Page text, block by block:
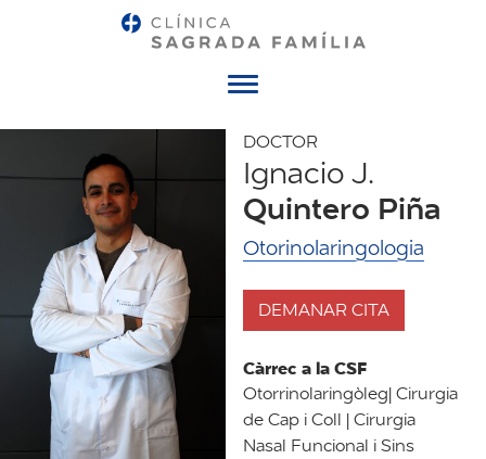
DOCTOR
Ignacio J.
Quintero Piña
Otorinolaringologia
DEMANAR CITA
Càrrec a la CSF
Otorrinolaringòleg| Cirurgia
de Cap i Coll | Cirurgia
Nasal Funcional i Sins